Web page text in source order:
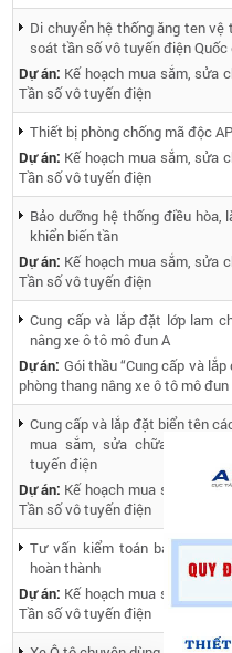
Di chuyển hệ thống ăng ten
soát tần số vô tuyến điện Quốc
Dự án: Kế hoạch mua sắm, sửa
Tần số vô tuyến điện
Thiết bị phòng chống mã độc
Dự án: Kế hoạch mua sắm, sửa
Tần số vô tuyến điện
Bảo dưỡng hệ thống điều hòa,
khiển biến tần
Dự án: Kế hoạch mua sắm, sửa
Tần số vô tuyến điện
Cung cấp và lắp đặt lớp lam
nâng xe ô tô mô đun A
Dự án: Gói thầu “Cung cấp và
phòng thang nâng xe ô tô mô đun
Cung cấp và lắp đặt biển tên
mua sắm, sửa chữa năm
tuyến điện
Dự án: Kế hoạch mua sắm, sửa
Tần số vô tuyến điện
Tư vấn kiểm toán báo cáo
hoàn thành
Dự án: Kế hoạch mua sắm, sửa
Tần số vô tuyến điện